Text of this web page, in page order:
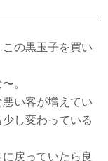
の黒玉子を買い
。
い客が増えてい
し変わっている
戻っていたら良